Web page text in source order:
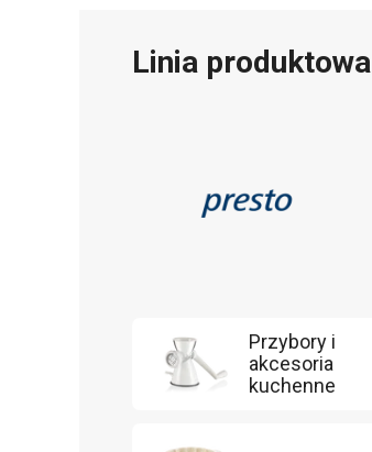
Linia produktowa
Przybory i
akcesoria
kuchenne